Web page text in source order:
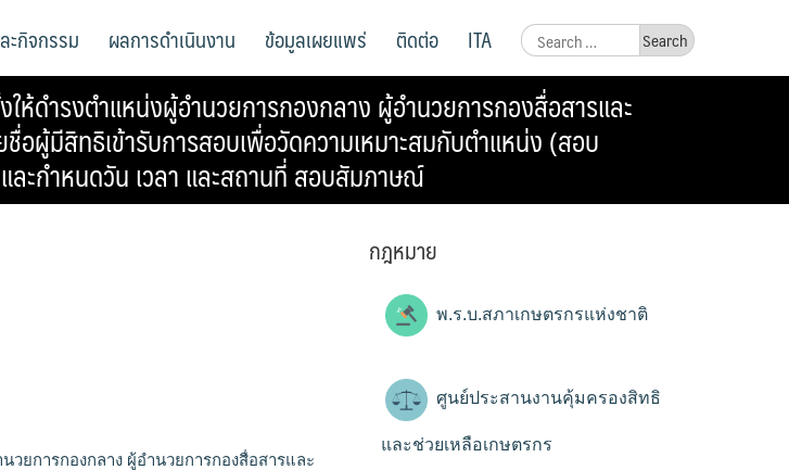
Search
for:
ะกิจกรรม ผลการดำเนินงาน ข้อมูลเผยแพร่ ติดต่อ ITA
ดำรงตำแหน่งผู้อำนวยการกองกลาง ผู้อำนวยการกองสื่อสารและ
อผู้มีสิทธิเข้ารับการสอบเพื่อวัดความเหมาะสมกับตำแหน่ง (สอบ
ะกำหนดวัน เวลา และสถานที่ สอบสัมภาษณ์
ยการกองกลาง ผู้อำนวยการกองสื่อสารและ
กฎหมาย
พ.ร.บ.สภาเกษตรกรแห่งชาติ
ศูนย์ประสานงานคุ้มครองสิทธิ
และช่วยเหลือเกษตรกร